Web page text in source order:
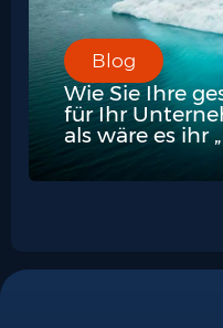
Blog
Wie Sie Ihre
für Ihr
als wäre es ihr